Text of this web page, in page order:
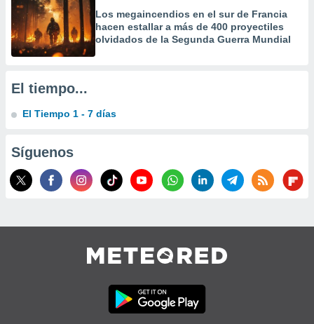
e
mediante
publicidad
1199
Los megaincendios en el sur de Francia
hacen estallar a más de 400 proyectiles
olvidados de la Segunda Guerra Mundial
El tiempo...
El Tiempo 1 - 7 días
Síguenos